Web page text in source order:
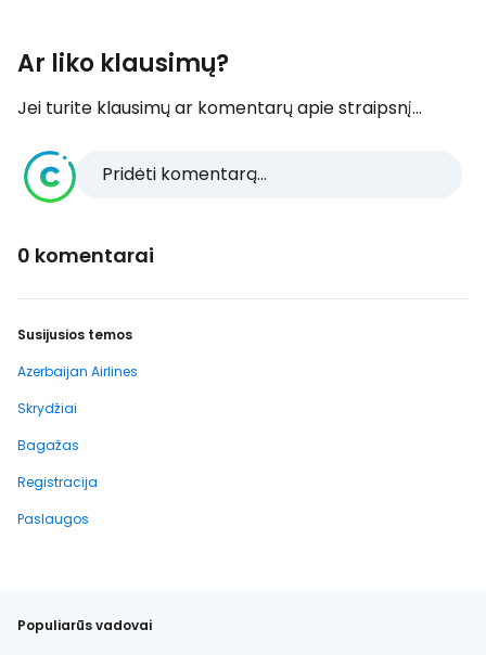
Ar liko klausimų?
Jei turite klausimų ar komentarų apie straipsnį...
Pridėti komentarą...
0 komentarai
Susijusios temos
Azerbaijan Airlines
Skrydžiai
Bagažas
Registracija
Paslaugos
Populiarūs vadovai